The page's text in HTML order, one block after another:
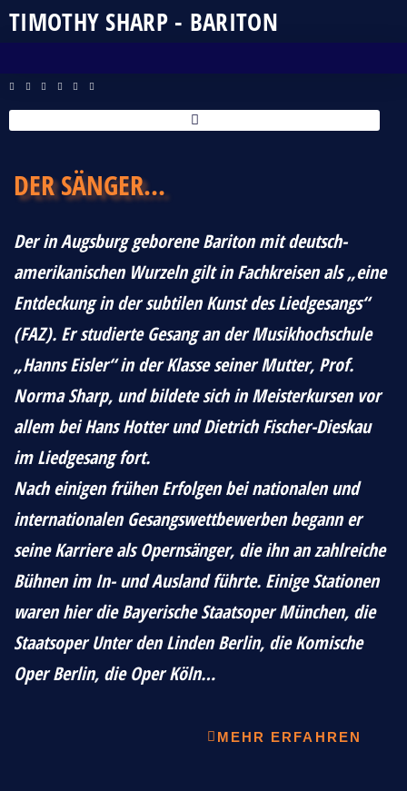
TIMOTHY SHARP - BARITON
DER SÄNGER...
Der in Augsburg geborene Bariton mit deutsch-
amerikanischen Wurzeln gilt in Fachkreisen als „eine
Entdeckung in der subtilen Kunst des Liedgesangs“
(FAZ). Er studierte Gesang an der Musikhochschule
„Hanns Eisler“ in der Klasse seiner Mutter, Prof.
Norma Sharp, und bildete sich in Meisterkursen vor
allem bei Hans Hotter und Dietrich Fischer-Dieskau
im Liedgesang fort.
Nach einigen frühen Erfolgen bei nationalen und
internationalen Gesangswettbewerben begann er
seine Karriere als Opernsänger, die ihn an zahlreiche
Bühnen im In- und Ausland führte. Einige Stationen
waren hier die Bayerische Staatsoper München, die
Staatsoper Unter den Linden Berlin, die Komische
Oper Berlin, die Oper Köln…
MEHR ERFAHREN